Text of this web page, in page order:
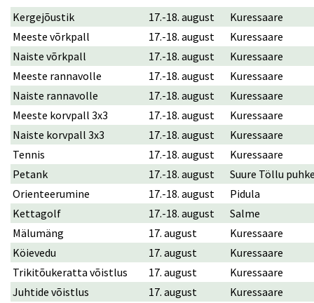
Kergejõustik 17.-18. august
Kuressaare
Meeste võrkpall
17.-18. august
Kuressaare
Naiste võrkpall
17.-18. august
Kuressaare
Meeste rannavolle
17.-18. august
Kuressaare
Naiste rannavolle
17.-18. august
Kuressaare
Meeste korvpall 3x3
17.-18. august
Kuressaare
Naiste korvpall 3x3
17.-18. august
Kuressaare
Tennis
17.-18. august
Kuressaare
Petank
17.-18. august
Suure Töllu
Orienteerumine
17.-18. august
Pidula
Kettagolf
17.-18. august
Salme
Mälumäng
17. august
Kuressaare
Köievedu
17. august
Kuressaare
Trikitõukeratta võistlus
17. august
Kuressaare
Juhtide võistlus
17. august
Kuressaare